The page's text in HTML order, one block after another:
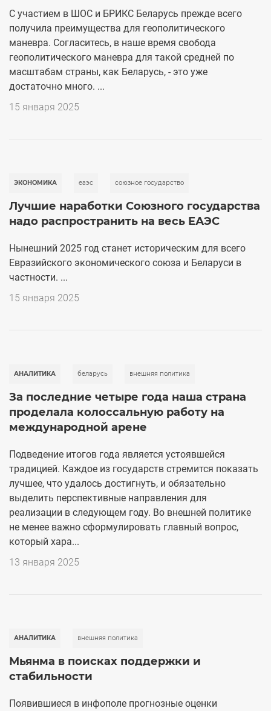
С участием в ШОС и БРИКС Беларусь прежде всего
получила преимущества для геополитического
маневра. Согласитесь, в наше время свобода
геополитического маневра для такой средней по
масштабам страны, как Беларусь, - это уже
достаточно много. ...
15 января 2025
ЭКОНОМИКА еаэс союзное государство
Лучшие наработки Союзного государства
надо распространить на весь ЕАЭС
Нынешний 2025 год станет историческим для всего
Евразийского экономического союза и Беларуси в
частности. ...
15 января 2025
АНАЛИТИКА беларусь внешняя политика
За последние четыре года наша страна
проделала колоссальную работу на
международной арене
Подведение итогов года является устоявшейся
традицией. Каждое из государств стремится показать
лучшее, что удалось достигнуть, и обязательно
выделить перспективные направления для
реализации в следующем году. Во внешней политике
не менее важно сформулировать главный вопрос,
который хара...
13 января 2025
АНАЛИТИКА внешняя политика
Мьянма в поисках поддержки и
стабильности
Появившиеся в инфополе прогнозные оценки